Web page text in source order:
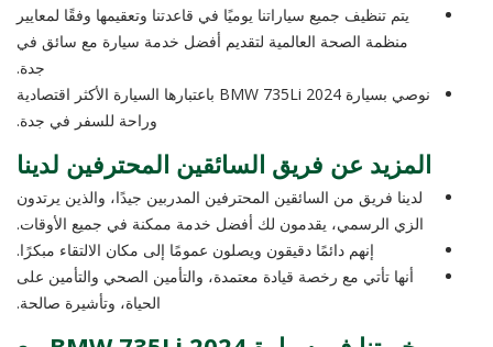
يتم تنظيف جميع سياراتنا يوميًا في قاعدتنا وتعقيمها وفقًا لمعايير
منظمة الصحة العالمية لتقديم أفضل خدمة سيارة مع سائق في
جدة.
نوصي بسيارة BMW 735Li 2024 باعتبارها السيارة الأكثر اقتصادية
وراحة للسفر في جدة.
المزيد عن فريق السائقين المحترفين لدينا
لدينا فريق من السائقين المحترفين المدربين جيدًا، والذين يرتدون
الزي الرسمي، يقدمون لك أفضل خدمة ممكنة في جميع الأوقات.
إنهم دائمًا دقيقون ويصلون عمومًا إلى مكان الالتقاء مبكرًا.
أنها تأتي مع رخصة قيادة معتمدة، والتأمين الصحي والتأمين على
الحياة، وتأشيرة صالحة.